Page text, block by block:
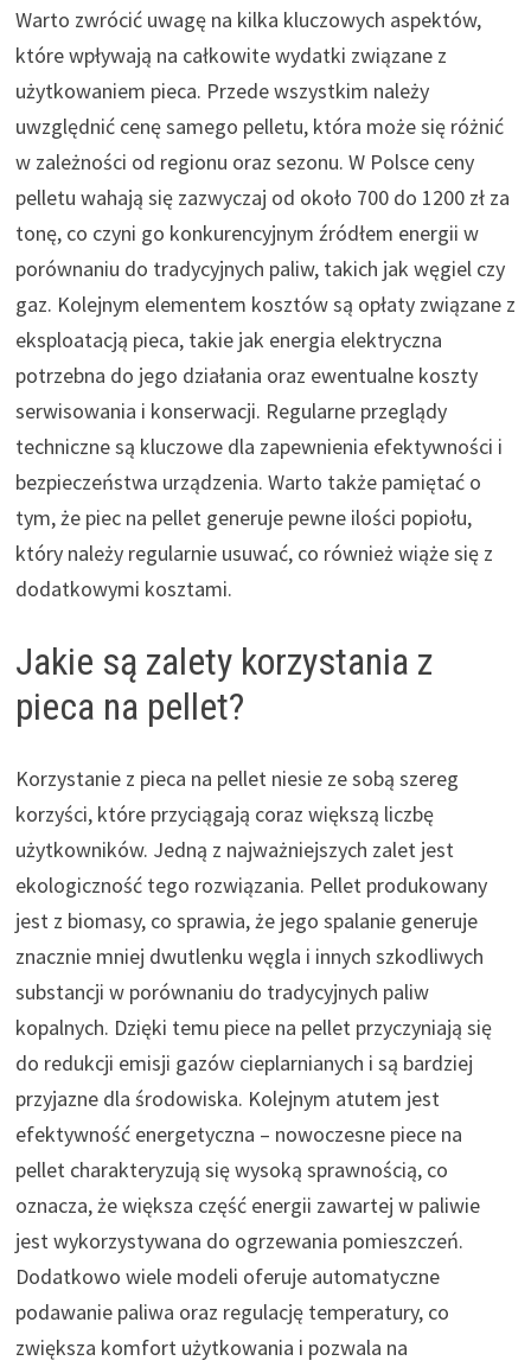
Warto zwrócić uwagę na kilka kluczowych aspektów,
które wpływają na całkowite wydatki związane z
użytkowaniem pieca. Przede wszystkim należy
uwzględnić cenę samego pelletu, która może się różnić
w zależności od regionu oraz sezonu. W Polsce ceny
pelletu wahają się zazwyczaj od około 700 do 1200 zł za
tonę, co czyni go konkurencyjnym źródłem energii w
porównaniu do tradycyjnych paliw, takich jak węgiel czy
gaz. Kolejnym elementem kosztów są opłaty związane z
eksploatacją pieca, takie jak energia elektryczna
potrzebna do jego działania oraz ewentualne koszty
serwisowania i konserwacji. Regularne przeglądy
techniczne są kluczowe dla zapewnienia efektywności i
bezpieczeństwa urządzenia. Warto także pamiętać o
tym, że piec na pellet generuje pewne ilości popiołu,
który należy regularnie usuwać, co również wiąże się z
dodatkowymi kosztami.
Jakie są zalety korzystania z
pieca na pellet?
Korzystanie z pieca na pellet niesie ze sobą szereg
korzyści, które przyciągają coraz większą liczbę
użytkowników. Jedną z najważniejszych zalet jest
ekologiczność tego rozwiązania. Pellet produkowany
jest z biomasy, co sprawia, że jego spalanie generuje
znacznie mniej dwutlenku węgla i innych szkodliwych
substancji w porównaniu do tradycyjnych paliw
kopalnych. Dzięki temu piece na pellet przyczyniają się
do redukcji emisji gazów cieplarnianych i są bardziej
przyjazne dla środowiska. Kolejnym atutem jest
efektywność energetyczna – nowoczesne piece na
pellet charakteryzują się wysoką sprawnością, co
oznacza, że większa część energii zawartej w paliwie
jest wykorzystywana do ogrzewania pomieszczeń.
Dodatkowo wiele modeli oferuje automatyczne
podawanie paliwa oraz regulację temperatury, co
zwiększa komfort użytkowania i pozwala na